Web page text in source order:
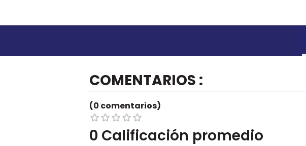
COMENTARIOS
0 Calificación promedio
(0 comentarios)